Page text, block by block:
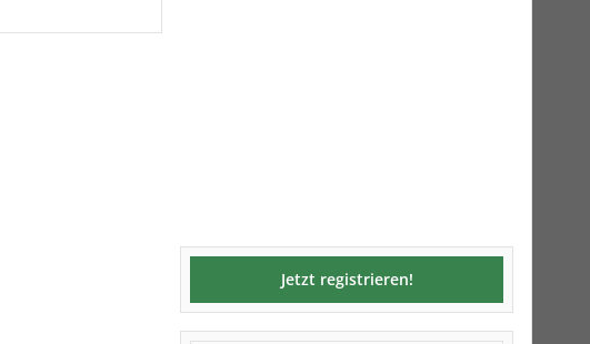
Jetzt registrieren!